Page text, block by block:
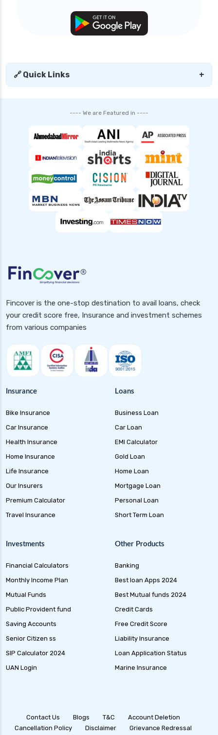
personal loan in trichy
personal loan with low salary
personal loans for medical emergency
smfg india personal loan interest rate
tata capital personal loan interest rate
top10 rbi approved loan apps
what is a personal loan
🔗 Quick Links +
---- We are Featured in ----
Fincover is the one-stop destination to avail loans, check
your credit score free, Insurance and investment schemes
from various companies
Insurance
Bike Insurance
Car Insurance
Health Insurance
Home Insurance
Life Insurance
Our Insurers
Premium Calculator
Travel Insurance
Loans
Business Loan
Car Loan
EMI Calculator
Gold Loan
Home Loan
Mortgage Loan
Personal Loan
Short Term Loan
Investments
Financial Calculators
Monthly Income Plan
Mutual Funds
Public Provident fund
Saving Accounts
Senior Citizen ss
SIP Calculator 2024
UAN Login
Other Products
Banking
Best loan Apps 2024
Best Mutual funds 2024
Credit Cards
Free Credit Score
Liability Insurance
Loan Application Status
Marine Insurance
Contact Us Blogs T&C
Account Deletion
Cancellation Policy
Disclaimer
Grievance Redressal